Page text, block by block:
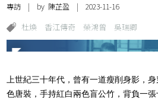
專訪 | by 陳芷盈 | 2023-11-16
杜煥 香江傳奇 榮鴻曾 吳瑞卿
上世紀三十年代，曾有一道瘦削身影，
色唐裝，手持紅白兩色盲公竹，背負一張